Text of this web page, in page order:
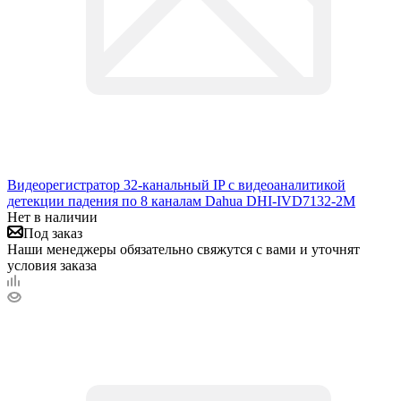
Видеорегистратор 32-канальный IP с видеоаналитикой
детекции падения по 8 каналам Dahua DHI-IVD7132-2M
Нет в наличии
Под заказ
Наши менеджеры обязательно свяжутся с вами и уточнят
условия заказа